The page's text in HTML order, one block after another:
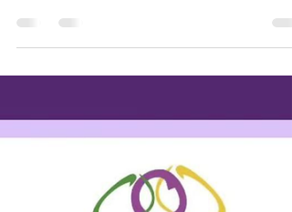
proporcionar información de prevención para
reducir el riesgo de trata de personas con
2, se realizó el pasado 29 de septiembre en el
dirigido a personas mayores de edad que han
ido o planean ir, o la inquietud de ir a trabajar
familiar o conocido trabajando en Estados
Unidos sin documentos o con visa